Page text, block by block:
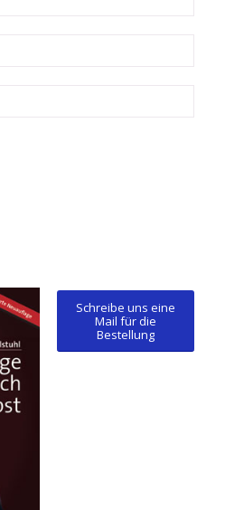
Schreibe uns eine
Mail für die
Bestellung